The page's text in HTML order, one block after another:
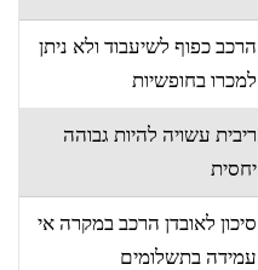
הרכב כפוף לשיעבוד ולא ניתן
למכרו בחופשיות
ריבית עשויה להיות גבוהה
יחסית
סיכון לאובדן הרכב במקרה אי
עמידה בתשלומים